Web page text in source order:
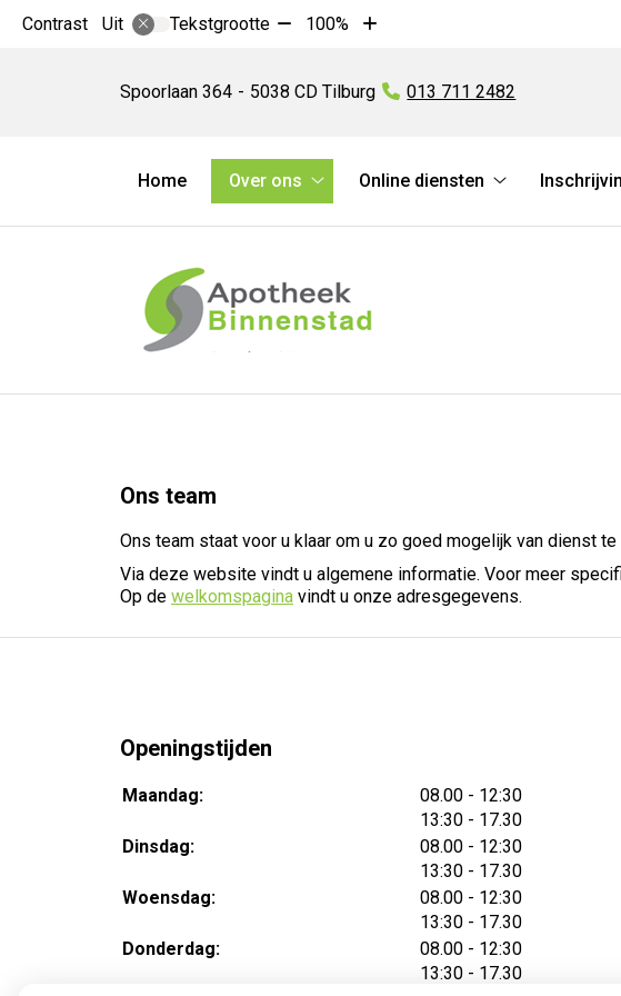
Contrast Uit Tekstgrootte Tekst
10%
100%
Tekst
10%
Spoorlaan 364 5038 CD Tilburg Tel:
013 711 2482
Hoofdmenu
Home
Over ons
Over
ons
Online diensten
diensten
Ons team
Ons team staat voor u klaar om u zo goed mogelijk van dienst te
Via deze website vindt u algemene informatie. Voor meer
Op de welkomspagina vindt u onze adresgegevens.
Openingstijden
Maandag: 08.00 tot
- 12:30
13:30 tot
- 17.30
Dinsdag:
08.00 tot
- 12:30
13:30 tot
- 17.30
Woensdag:
08.00 tot
- 12:30
13:30 tot
- 17.30
Donderdag:
08.00 tot
- 12:30
13:30 tot
- 17.30